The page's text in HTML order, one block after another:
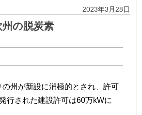
2023年3月28日
州の脱炭素
州が新設に消極的とされ、許可
行された建設許可は60万kWに